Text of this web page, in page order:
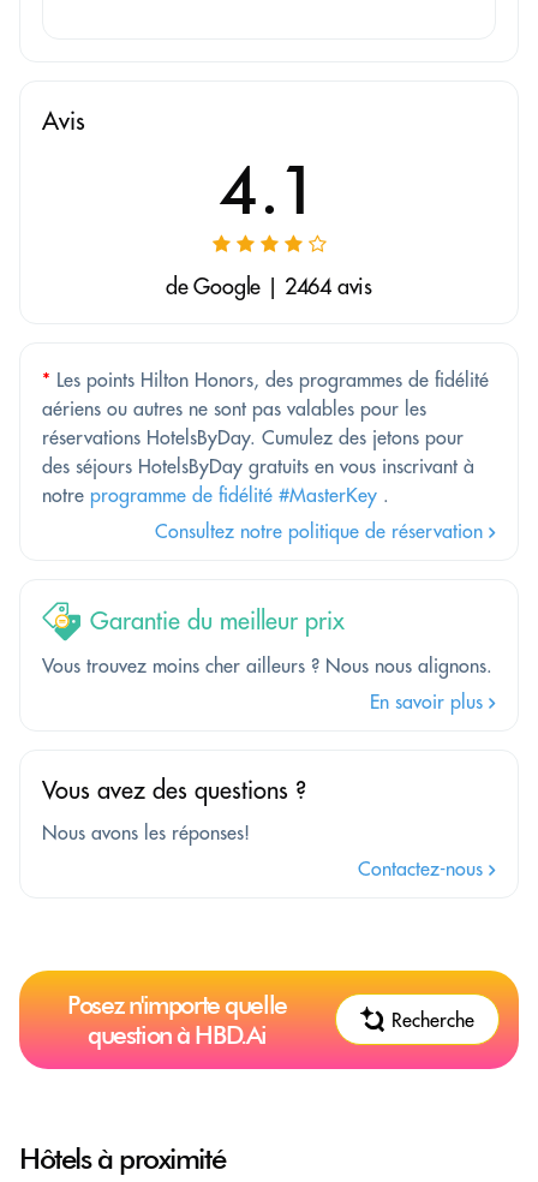
Avis
4.1
de Google | 2464 avis
* Les points Hilton Honors, des programmes de fidélité
aériens ou autres ne sont pas valables pour les
réservations HotelsByDay. Cumulez des jetons pour
des séjours HotelsByDay gratuits en vous inscrivant à
notre programme de fidélité #MasterKey .
Consultez notre politique de réservation
Garantie du meilleur prix
Vous trouvez moins cher ailleurs ? Nous nous alignons.
En savoir plus
Vous avez des questions ?
Nous avons les réponses!
Contactez-nous
Posez n'importe quelle
question à HBD.Ai
Recherche
Hôtels à proximité